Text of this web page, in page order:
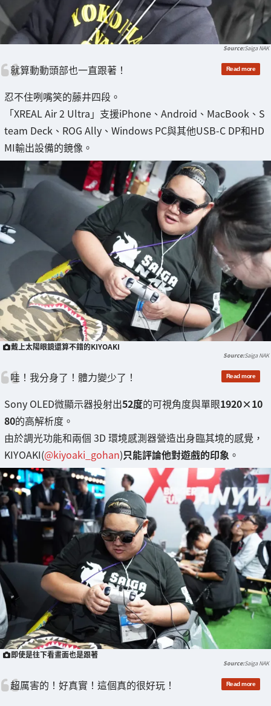
Saiga NAK
就算動動頭部也一直跟著！
忍不住咧嘴笑的藤井四段。
「XREAL Air 2 Ultra」支援iPhone、Android、MacBook、S
team Deck、ROG Ally、Windows PC與其他USB-C DP和HD
MI輸出設備的鏡像。
戴上太陽眼鏡還算不錯的KIYOAKI
Saiga NAK
哇！我分身了！體力變少了！
Sony OLED微顯示器投射出52度的可視角度與單眼1920×10
80的高解析度。
由於調光功能和兩個 3D 環境感測器營造出身臨其境的感覺，
KIYOAKI(@kiyoaki_gohan)只能評論他對遊戲的印象 。
即使是往下看畫面也是跟著
Saiga NAK
超厲害的！好真實！這個真的很好玩！